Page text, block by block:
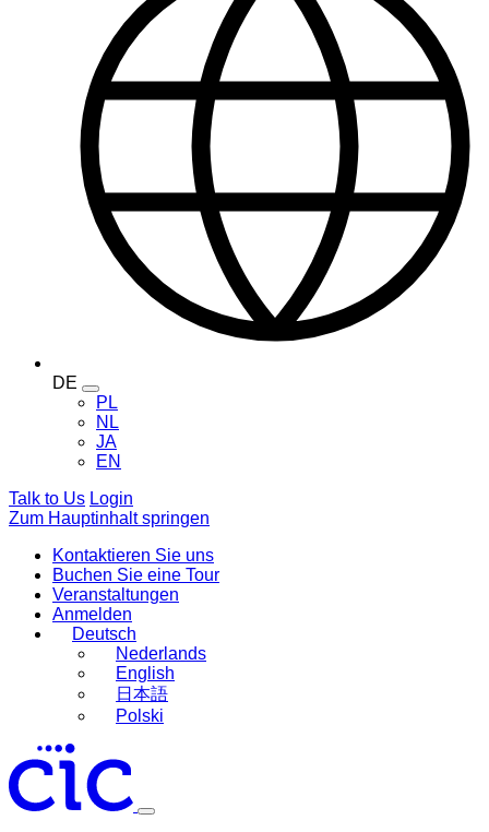
DE
Toggle
language
menu
PL
NL
JA
EN
Talk to Us Login
Zum Hauptinhalt springen
Kontaktieren Sie uns
Buchen Sie eine Tour
Veranstaltungen
Anmelden
Deutsch
Nederlands
English
日本語
Polski